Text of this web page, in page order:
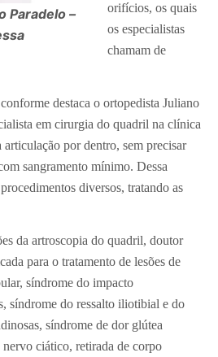
Paradelo –
orifícios, os quais
os especialistas
chamam de
destaca o ortopedista Juliano
em cirurgia do quadril na clínica
por dentro, sem precisar
sangramento mínimo. Dessa
diversos, tratando as
da artroscopia do quadril, doutor
para o tratamento de lesões de
síndrome do impacto
síndrome do ressalto iliotibial e do
síndrome de dor glútea
ciático, retirada de corpo